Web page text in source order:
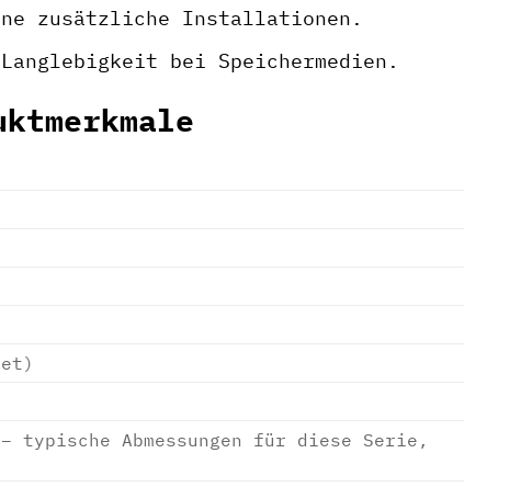
zusätzliche Installationen.
bei Speichermedien.
Abmessungen für diese Serie,